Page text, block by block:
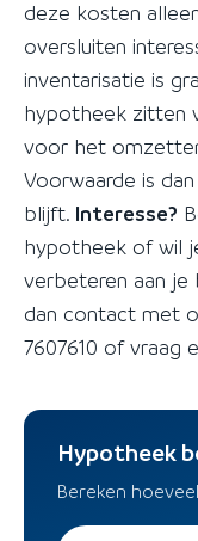
deze kosten
oversluiten
inventarisatie is
hypotheek zitten
voor het
Voorwaarde is
blijft. Interesse?
hypotheek of wil
verbeteren aan je
dan contact met
7607610 of vraag
Hypotheek
Bereken